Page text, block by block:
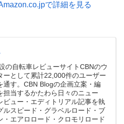
で詳細を見る
の自転車レビューサイトCBNのウ
ーとして累計22,000件のユーザー
通す。CBN Blogの企画立案・編
担当するかたわら日々のニュー
ビュー・エディトリアル記事を執
ルスピード・グラベルロード・ブ
・エアロロード・クロモリロード